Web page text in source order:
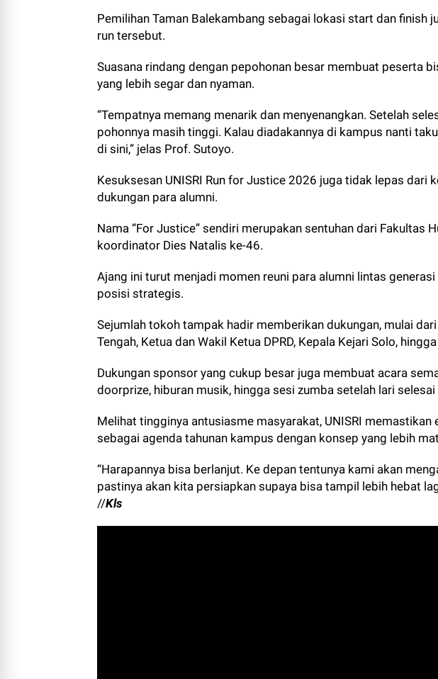
Pemilihan Taman Balekambang sebagai lokasi start dan finish
run tersebut.
Suasana rindang dengan pepohonan besar membuat peserta
yang lebih segar dan nyaman.
“Tempatnya memang menarik dan menyenangkan. Setelah
pohonnya masih tinggi. Kalau diadakannya di kampus nanti
di sini,” jelas Prof. Sutoyo.
Kesuksesan UNISRI Run for Justice 2026 juga tidak lepas dari
dukungan para alumni.
Nama “For Justice” sendiri merupakan sentuhan dari Fakultas
koordinator Dies Natalis ke-46.
Ajang ini turut menjadi momen reuni para alumni lintas
posisi strategis.
Sejumlah tokoh tampak hadir memberikan dukungan, mulai
Tengah, Ketua dan Wakil Ketua DPRD, Kepala Kejari Solo,
Dukungan sponsor yang cukup besar juga membuat acara
doorprize, hiburan musik, hingga sesi zumba setelah lari selesai
Melihat tingginya antusiasme masyarakat, UNISRI memastikan
sebagai agenda tahunan kampus dengan konsep yang lebih
“Harapannya bisa berlanjut. Ke depan tentunya kami akan
pastinya akan kita persiapkan supaya bisa tampil lebih hebat
//Kls